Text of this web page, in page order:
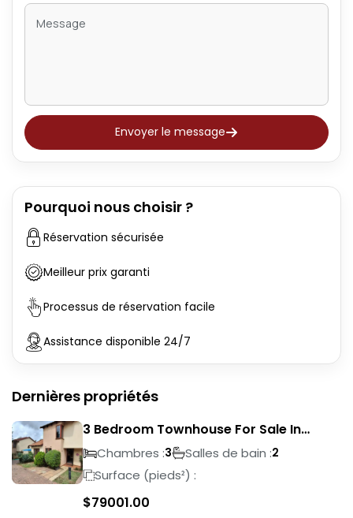
Envoyer le message
Pourquoi nous choisir ?
Réservation sécurisée
Meilleur prix garanti
Processus de réservation facile
Assistance disponible 24/7
Dernières propriétés
3 Bedroom Townhouse For Sale In
Liefde En Vrede
Chambres :3 Salles de bain :2
Surface (pieds²) :
$79001.00